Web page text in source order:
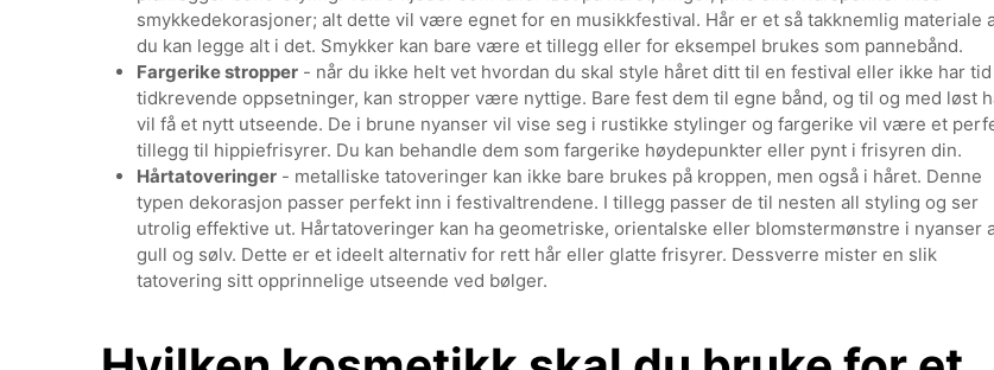
smykkedekorasjoner; alt dette vil være egnet for en musikkfestival. Hår er et så takknemlig materiale
du kan legge alt i det. Smykker kan bare være et tillegg eller for eksempel brukes som pannebånd.
Fargerike stropper- når du ikke helt vet hvordan du skal style håret ditt til en festival eller ikke har
tidkrevende oppsetninger, kan stropper være nyttige. Bare fest dem til egne bånd, og til og med løst
vil få et nytt utseende. De i brune nyanser vil vise seg i rustikke stylinger og fargerike vil være et
tillegg til hippiefrisyrer. Du kan behandle dem som fargerike høydepunkter eller pynt i frisyren din.
Hårtatoveringer- metalliske tatoveringer kan ikke bare brukes på kroppen, men også i håret. Denne
typen dekorasjon passer perfekt inn i festivaltrendene. I tillegg passer de til nesten all styling og ser
utrolig effektive ut. Hårtatoveringer kan ha geometriske, orientalske eller blomstermønstre i nyanser
gull og sølv. Dette er et ideelt alternativ for rett hår eller glatte frisyrer. Dessverre mister en slik
tatovering sitt opprinnelige utseende ved bølger.